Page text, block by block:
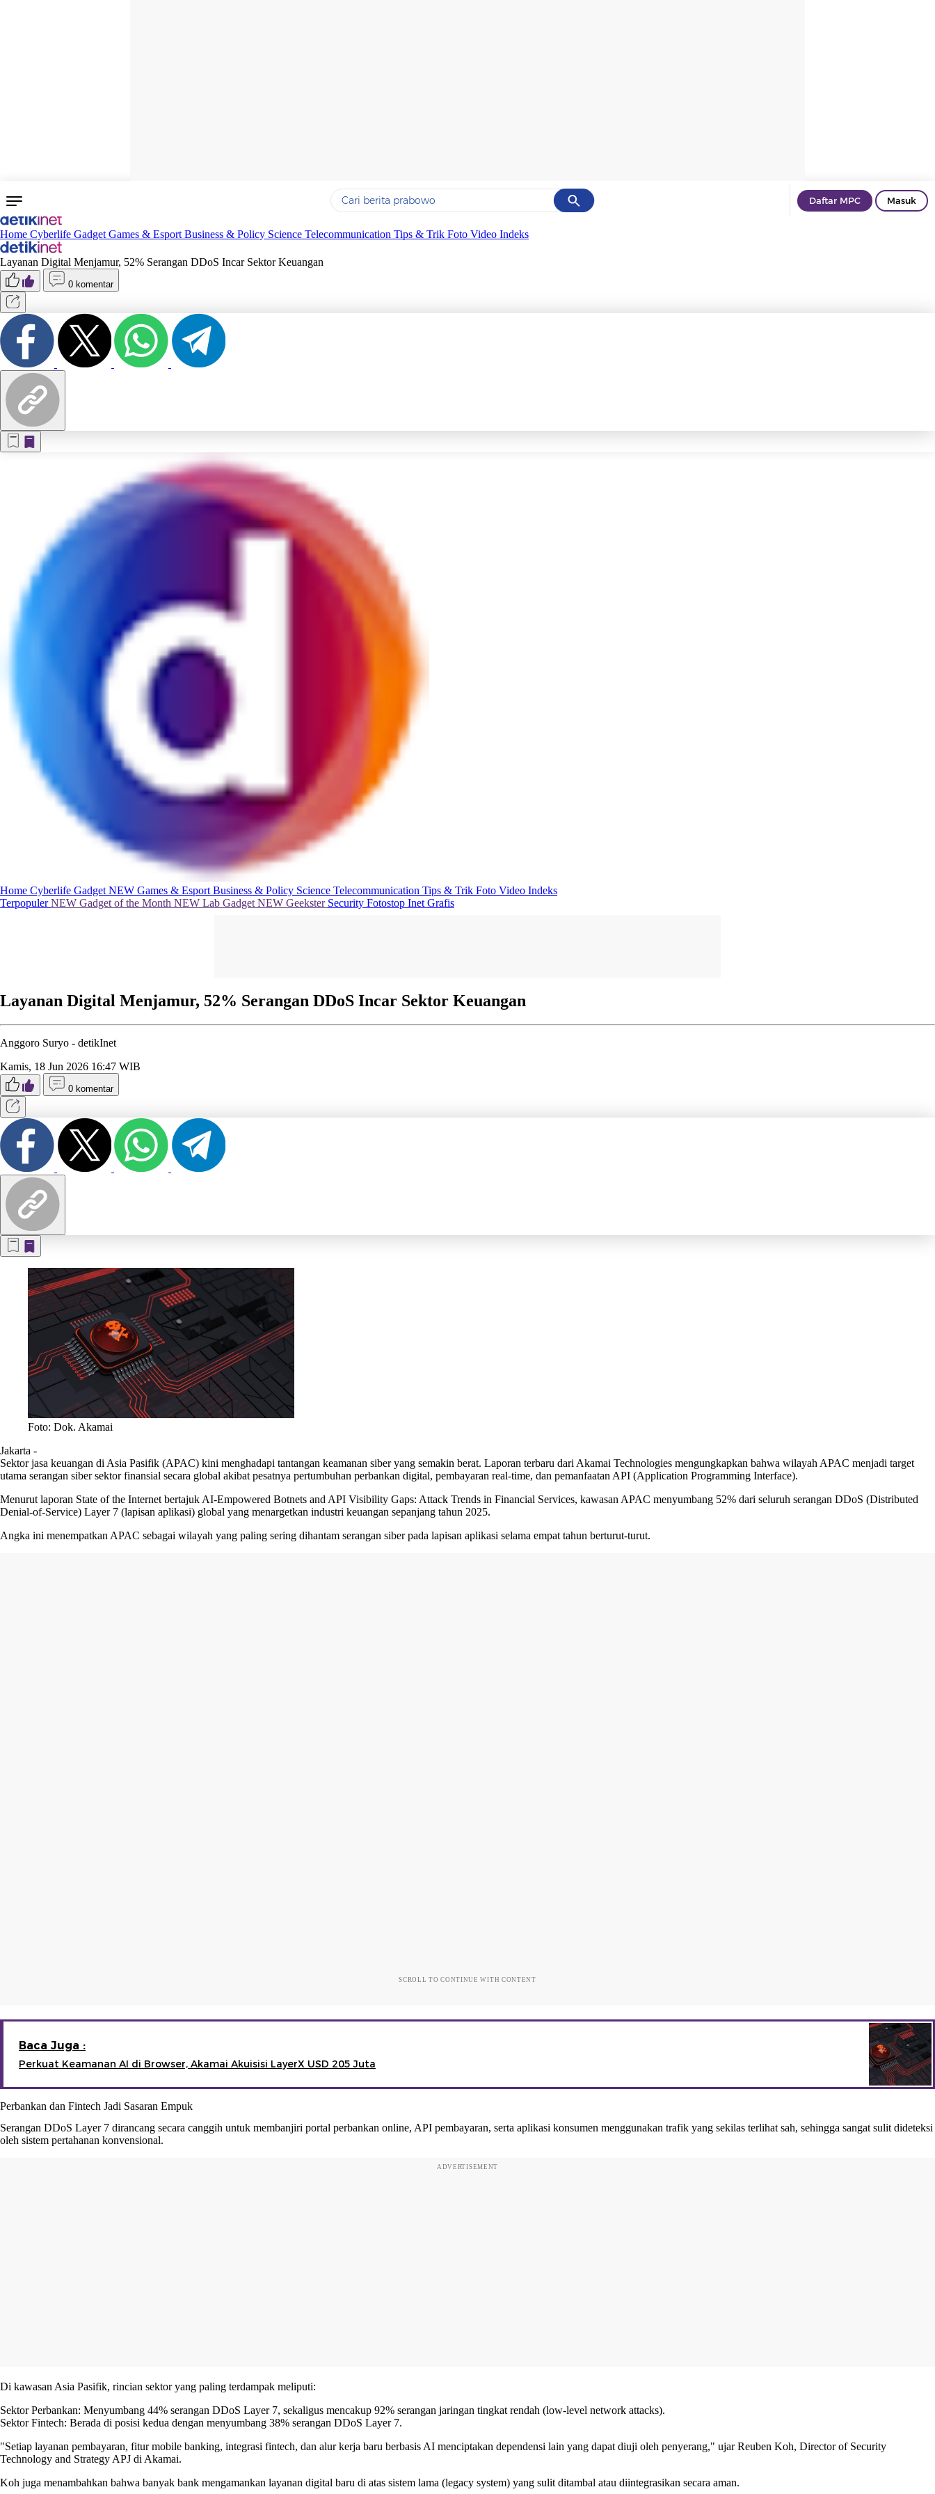
Cancel
Yang sedang ramai dicari
Terakhir yang dicari
Daftar MPC Masuk
Home Cyberlife Gadget Games & Esport Business & Policy Science Telecommunication Tips & Trik Foto Video Indeks
Layanan Digital Menjamur, 52% Serangan DDoS Incar Sektor Keuangan
0 komentar
Home Cyberlife Gadget NEW Games & Esport Business & Policy Science Telecommunication Tips & Trik Foto Video Indeks
TerpopulerNEW Gadget of the Month NEW Lab Gadget NEW Geekster Security Fotostop Inet Grafis
Layanan Digital Menjamur, 52% Serangan DDoS Incar Sektor Keuangan
Anggoro Suryo - detikInet
Kamis, 18 Jun 2026 16:47 WIB
0 komentar
Foto: Dok. Akamai
Jakarta -
Sektor jasa keuangan di Asia Pasifik (APAC) kini menghadapi tantangan keamanan siber yang semakin berat. Laporan terbaru dari Akamai Technologies mengungkapkan bahwa wilayah APAC menjadi target
utama serangan siber sektor finansial secara global akibat pesatnya pertumbuhan perbankan digital, pembayaran real-time, dan pemanfaatan API (Application Programming Interface).
Menurut laporan State of the Internet bertajuk AI-Empowered Botnets and API Visibility Gaps: Attack Trends in Financial Services, kawasan APAC menyumbang 52% dari seluruh serangan DDoS (Distributed
Denial-of-Service) Layer 7 (lapisan aplikasi) global yang menargetkan industri keuangan sepanjang tahun 2025.
Angka ini menempatkan APAC sebagai wilayah yang paling sering dihantam serangan siber pada lapisan aplikasi selama empat tahun berturut-turut.
SCROLL TO CONTINUE WITH CONTENT
Baca Juga :
Perkuat Keamanan AI di Browser, Akamai Akuisisi LayerX USD 205 Juta
Perbankan dan Fintech Jadi Sasaran Empuk
Serangan DDoS Layer 7 dirancang secara canggih untuk membanjiri portal perbankan online, API pembayaran, serta aplikasi konsumen menggunakan trafik yang sekilas terlihat sah, sehingga sangat sulit dideteksi
oleh sistem pertahanan konvensional.
ADVERTISEMENT
Di kawasan Asia Pasifik, rincian sektor yang paling terdampak meliputi:
Sektor Perbankan: Menyumbang 44% serangan DDoS Layer 7, sekaligus mencakup 92% serangan jaringan tingkat rendah (low-level network attacks).
Sektor Fintech: Berada di posisi kedua dengan menyumbang 38% serangan DDoS Layer 7.
"Setiap layanan pembayaran, fitur mobile banking, integrasi fintech, dan alur kerja baru berbasis AI menciptakan dependensi lain yang dapat diuji oleh penyerang," ujar Reuben Koh, Director of Security
Technology and Strategy APJ di Akamai.
Koh juga menambahkan bahwa banyak bank mengamankan layanan digital baru di atas sistem lama (legacy system) yang sulit ditambal atau diintegrasikan secara aman.